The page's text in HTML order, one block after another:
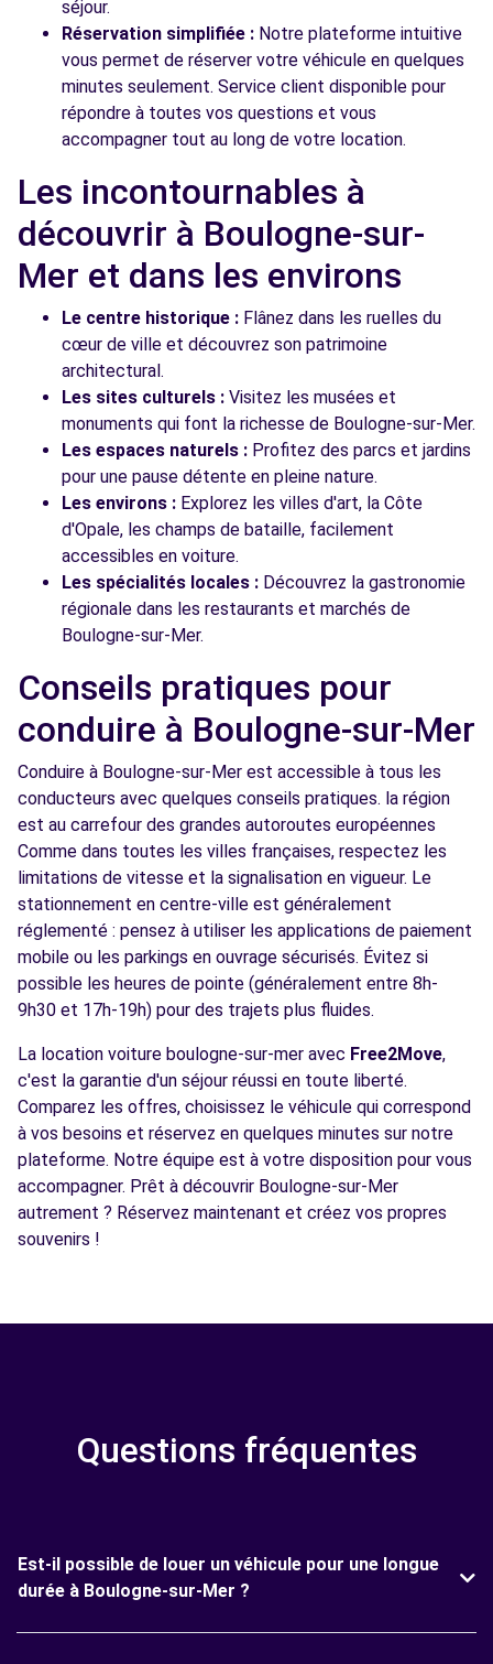
séjour.
Réservation simplifiée : Notre plateforme intuitive
vous permet de réserver votre véhicule en quelques
minutes seulement. Service client disponible pour
répondre à toutes vos questions et vous
accompagner tout au long de votre location.
Les incontournables à
découvrir à Boulogne-sur-
Mer et dans les environs
Le centre historique : Flânez dans les ruelles du
cœur de ville et découvrez son patrimoine
architectural.
Les sites culturels : Visitez les musées et
monuments qui font la richesse de Boulogne-sur-Mer.
Les espaces naturels : Profitez des parcs et jardins
pour une pause détente en pleine nature.
Les environs : Explorez les villes d'art, la Côte
d'Opale, les champs de bataille, facilement
accessibles en voiture.
Les spécialités locales : Découvrez la gastronomie
régionale dans les restaurants et marchés de
Boulogne-sur-Mer.
Conseils pratiques pour
conduire à Boulogne-sur-Mer
Conduire à Boulogne-sur-Mer est accessible à tous les
conducteurs avec quelques conseils pratiques. la région
est au carrefour des grandes autoroutes européennes
Comme dans toutes les villes françaises, respectez les
limitations de vitesse et la signalisation en vigueur. Le
stationnement en centre-ville est généralement
réglementé : pensez à utiliser les applications de paiement
mobile ou les parkings en ouvrage sécurisés. Évitez si
possible les heures de pointe (généralement entre 8h-
9h30 et 17h-19h) pour des trajets plus fluides.
La location voiture boulogne-sur-mer avec Free2Move,
c'est la garantie d'un séjour réussi en toute liberté.
Comparez les offres, choisissez le véhicule qui correspond
à vos besoins et réservez en quelques minutes sur notre
plateforme. Notre équipe est à votre disposition pour vous
accompagner. Prêt à découvrir Boulogne-sur-Mer
autrement ? Réservez maintenant et créez vos propres
souvenirs !
Questions fréquentes
Est-il possible de louer un véhicule pour une longue
durée à Boulogne-sur-Mer ?